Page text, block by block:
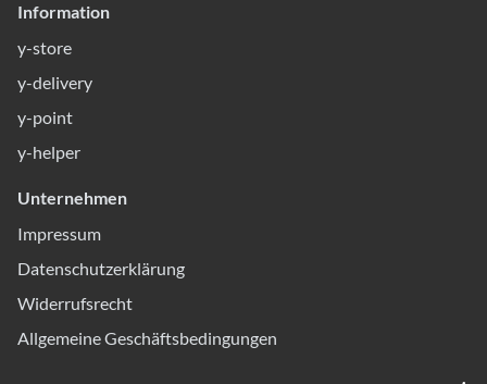
Information
y-store
y-delivery
y-point
y-helper
Unternehmen
Impressum
Datenschutzerklärung
Widerrufsrecht
Allgemeine Geschäftsbedingungen